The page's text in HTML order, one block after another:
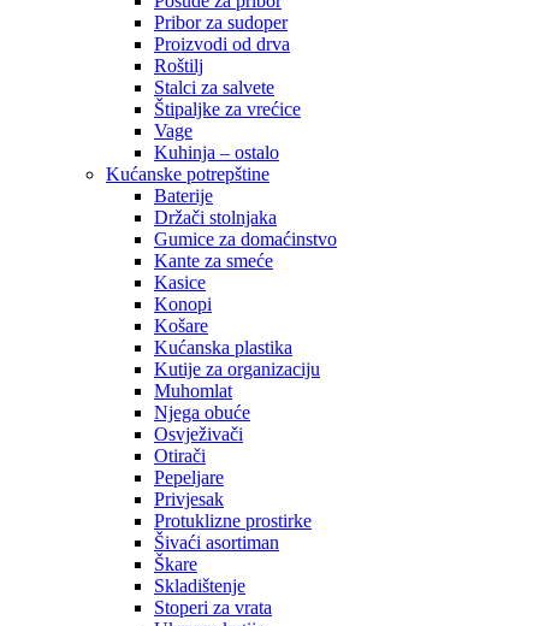
Pribor za sudoper
Proizvodi od drva
Roštilj
Stalci za salvete
Štipaljke za vrećice
Vage
Kuhinja – ostalo
Kućanske potrepštine
Baterije
Držači stolnjaka
Gumice za domaćinstvo
Kante za smeće
Kasice
Konopi
Košare
Kućanska plastika
Kutije za organizaciju
Muhomlat
Njega obuće
Osvježivači
Otirači
Pepeljare
Privjesak
Protuklizne prostirke
Šivaći asortiman
Škare
Skladištenje
Stoperi za vrata